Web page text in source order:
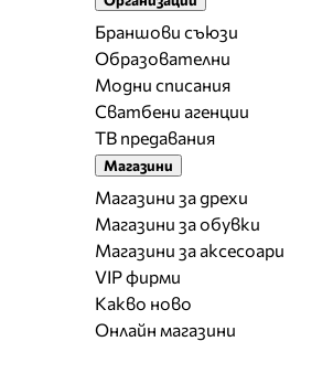
Браншови съюзи
Образователни
Модни списания
Сватбени агенции
ТВ предавания
Магазини
Магазини за дрехи
Магазини за обувки
Магазини за aксесоари
VIP фирми
Какво ново
Онлайн магазини